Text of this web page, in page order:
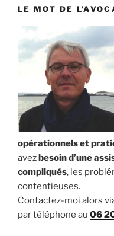
LE MOT DE
opérationnels et
avez besoin d’une
compliqués, les
contentieuses.
Contactez-moi alors
par téléphone au 06